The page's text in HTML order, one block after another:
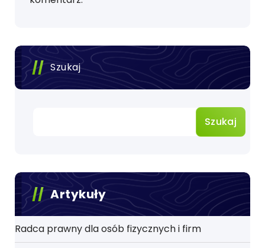
Szukaj
Szukaj
Artykuły
Radca prawny dla osób fizycznych i firm